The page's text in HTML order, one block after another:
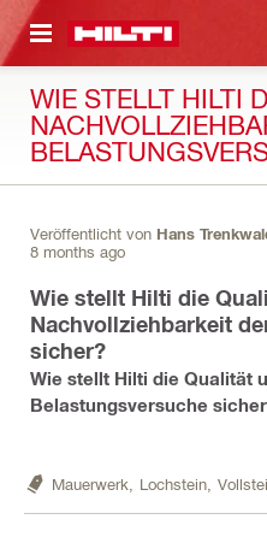
WIE STELLT HILTI
Veröffentlicht von Hans
8 months ago
Wie stellt Hilti die
Nachvollziehbarkeit
sicher?
Wie stellt Hilti die Qualität
Belastungsversuche
Mauerwerk, Lochstein,